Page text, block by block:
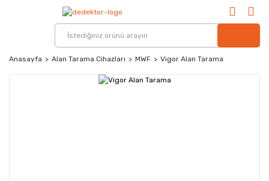
Anasayfa Alan Tarama Cihazları MWF Vigor Alan Tarama